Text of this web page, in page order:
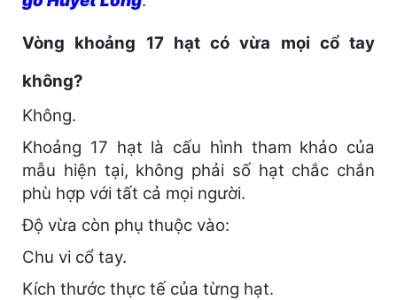
Vòng khoảng 17 hạt có vừa mọi cổ tay
không?
Không.
Khoảng 17 hạt là cấu hình tham khảo của
mẫu hiện tại, không phải số hạt chắc chắn
phù hợp với tất cả mọi người.
Độ vừa còn phụ thuộc vào:
Chu vi cổ tay.
Kích thước thực tế của từng hạt.